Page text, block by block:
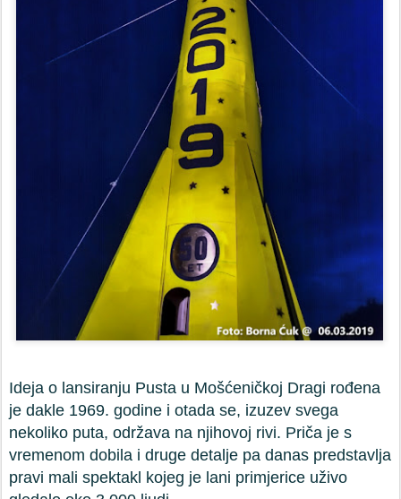
Ideja o lansiranju Pusta u Mošćeničkoj Dragi rođena
je dakle 1969. godine i otada se, izuzev svega
nekoliko puta, održava na njihovoj rivi. Priča je s
vremenom dobila i druge detalje pa danas predstavlja
pravi mali spektakl kojeg je lani primjerice uživo